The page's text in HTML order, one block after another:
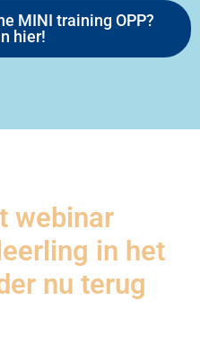
MINI training OPP?
hier!
webinar
in het
nu terug